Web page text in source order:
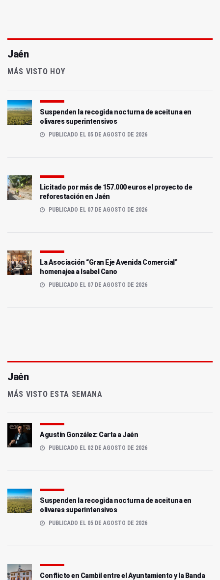
Jaén
MÁS VISTO HOY
Suspenden la recogida nocturna de aceituna en
olivares superintensivos
PUBLICADO EL 05 DE AGOSTO DE 2026
Licitado por más de 157.000 euros el proyecto de
reforestación en Jaén
PUBLICADO EL 07 DE AGOSTO DE 2026
La Asociación “Gran Eje Avenida Comercial”
homenajea a Isabel Cano
PUBLICADO EL 07 DE AGOSTO DE 2026
Jaén
MÁS VISTO ESTA SEMANA
Agustín González: Carta a Jaén
PUBLICADO EL 02 DE AGOSTO DE 2026
Suspenden la recogida nocturna de aceituna en
olivares superintensivos
PUBLICADO EL 05 DE AGOSTO DE 2026
Conflicto en Cambil entre el Ayuntamiento y la Banda